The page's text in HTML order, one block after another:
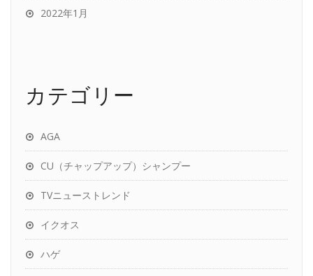
2022年1月
カテゴリー
AGA
CU（チャップアップ）シャンプー
TVニューストレンド
イクオス
ハゲ